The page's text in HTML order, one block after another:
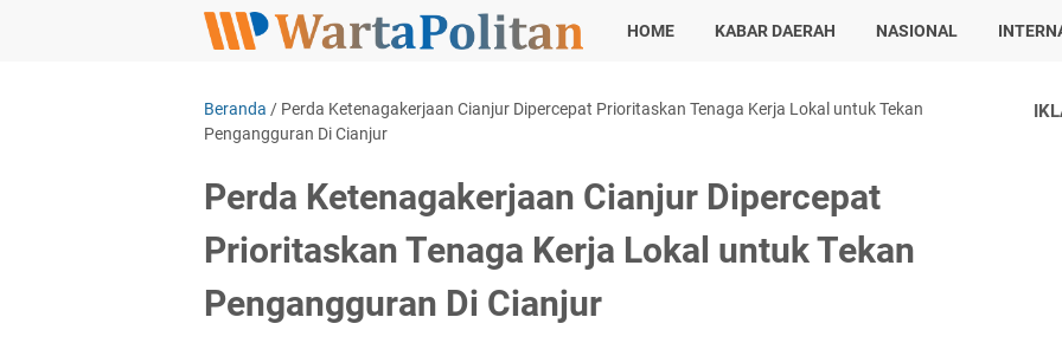
HOME KABAR DAERAH NASIONAL
Beranda / Perda Ketenagakerjaan Cianjur Dipercepat Prioritaskan Tenaga Kerja Lokal untuk Tekan
Pengangguran Di Cianjur
Perda Ketenagakerjaan Cianjur Dipercepat
Prioritaskan Tenaga Kerja Lokal untuk Tekan
Pengangguran Di Cianjur